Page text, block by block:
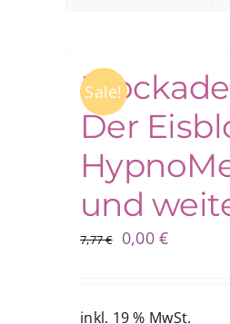
Sale!
Der
und
7,77€
Ursprünglicher
7,77 €
0,00€Aktueller
0,00 €.
inkl. 19 % MwSt.